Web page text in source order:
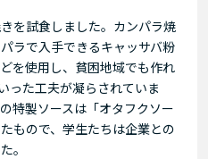
を試食しました。カンパラ焼
ラで入手できるキャッサバ粉
を使用し、貧困地域でも作れ
った工夫が凝らされていま
特製ソースは「オタフクソー
もので、学生たちは企業との
。